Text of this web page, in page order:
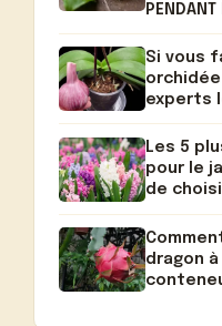
Si vous
experts
Les 5
pour le
de
dragon